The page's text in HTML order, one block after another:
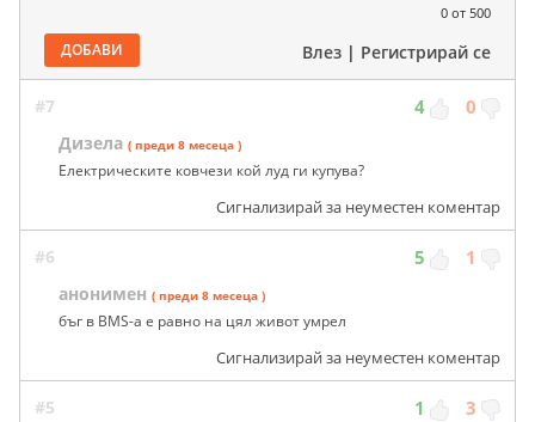
0 от 500
ДОБАВИ Влез | Регистрирай се
#7 4 0
Дизела ( преди 8 месеца )
Електрическите ковчези кой луд ги купува?
Сигнализирай за неуместен коментар
#6 5 1
анонимен ( преди 8 месеца )
бъг в BMS-а е равно на цял живот умрел
Сигнализирай за неуместен коментар
#5 1 3